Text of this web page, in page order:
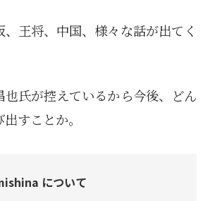
王将、中国、様々な話が出てく
也氏が控えているから今後、どん
すことか。
について